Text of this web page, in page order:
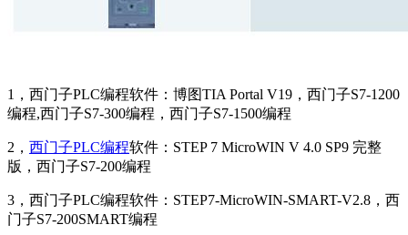
1，西门子PLC编程软件：博图TIA Portal V19，西门子S7-1200
编程,西门子S7-300编程，西门子S7-1500编程
2， 西门子PLC编程软件：STEP 7 MicroWIN V 4.0 SP9 完整
版，西门子S7-200编程
3，西门子PLC编程软件：STEP7-MicroWIN-SMART-V2.8，西
门子S7-200SMART编程